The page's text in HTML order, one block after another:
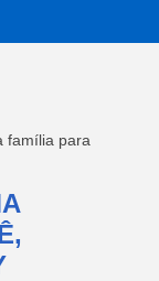
família para